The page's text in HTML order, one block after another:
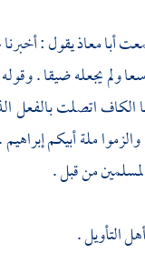
أبا معاذيقول : أخبرنا
ولم يجعله ضيقا .
الكاف اتصلت بالفعل
ملة أبيكم
من قبل .
التأويل .